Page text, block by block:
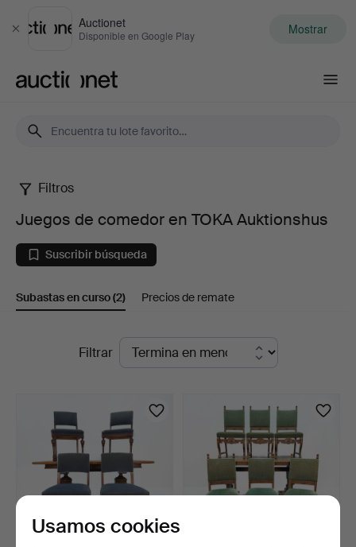
Cerrar
Auctionet
Disponible en Google Play Mostrar
Juegos
de
comedor
en
Filtros
Juegos de comedor en TOKA Auktionshus
Suscribir búsqueda
Subastas en curso(2) Precios de remate
SubastasFiltrar
Usamos cookies